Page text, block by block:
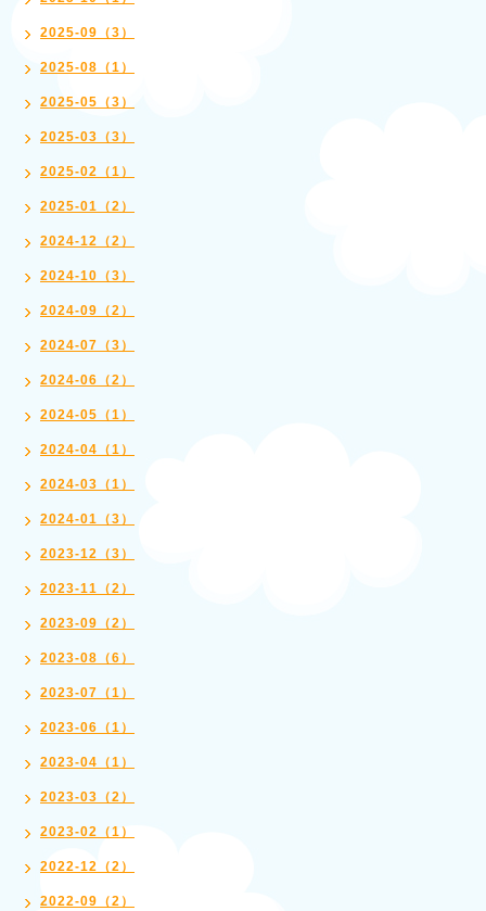
2025-09（3）
2025-08（1）
2025-05（3）
2025-03（3）
2025-02（1）
2025-01（2）
2024-12（2）
2024-10（3）
2024-09（2）
2024-07（3）
2024-06（2）
2024-05（1）
2024-04（1）
2024-03（1）
2024-01（3）
2023-12（3）
2023-11（2）
2023-09（2）
2023-08（6）
2023-07（1）
2023-06（1）
2023-04（1）
2023-03（2）
2023-02（1）
2022-12（2）
2022-09（2）